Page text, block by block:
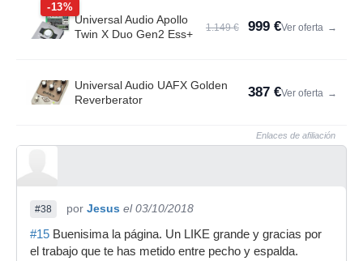
-13%
Universal Audio Apollo
Twin X Duo Gen2 Ess+
1.149 € 999 €Ver oferta →
Universal Audio UAFX Golden
Reverberator
387 €Ver oferta →
Enlaces de afiliación
#38 por Jesus el 03/10/2018
#15 Buenisima la página. Un LIKE grande y gracias por
el trabajo que te has metido entre pecho y espalda.